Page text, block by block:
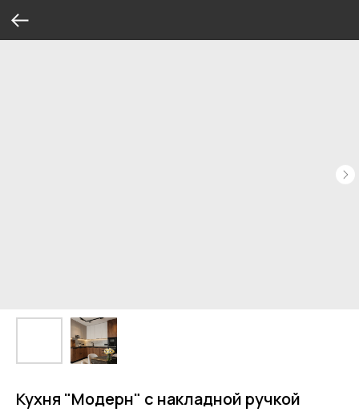
Кухня "Модерн" с накладной ручкой